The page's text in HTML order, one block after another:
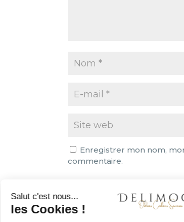
Enregistrer mon nom,
commentaire.
A
l